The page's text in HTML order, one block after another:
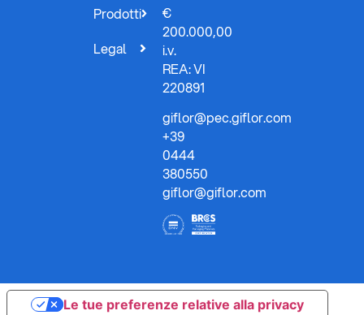
Prodotti
Legal
€
200.000,00
i.v.
REA: VI
220891
giflor@pec.giflor.com
+39
0444
380550
giflor@giflor.com
Le tue preferenze relative alla privacy